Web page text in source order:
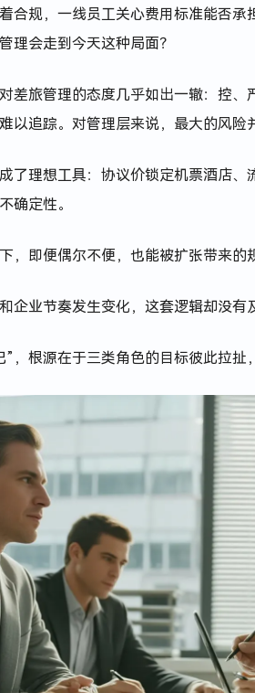
合规，一线员工关心费用标准能否
理会走到今天这种局面？
差旅管理的态度几乎如出一辙：控
以追踪。对管理层来说，最大的风险
了理想工具：协议价锁定机票酒店
确定性。
，即便偶尔不便，也能被扩张带来的
企业节奏发生变化，这套逻辑却没有
，根源在于三类角色的目标彼此拉扯